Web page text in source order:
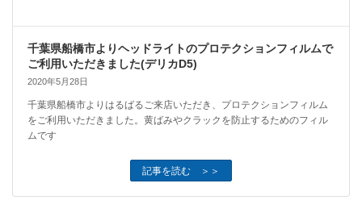
千葉県船橋市よりヘッドライトのプロテクションフィルムで
ご利用いただきました(デリカD5)
2020年5月28日
千葉県船橋市よりはるばるご来店いただき、プロテクションフィルム
をご利用いただきました。黄ばみやクラックを防止するためのフィル
ムです
記事を読む ＞＞